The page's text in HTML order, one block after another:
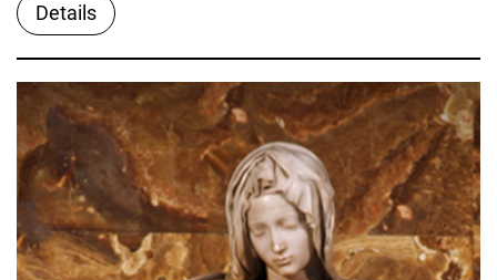
Details